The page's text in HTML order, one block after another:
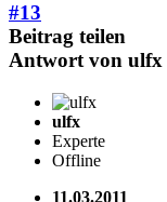
#13
Beitrag teilen
Antwort von ulfx
ulfx
Experte
Offline
11.03.2011